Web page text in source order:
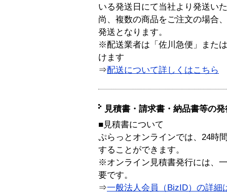
いる発送日にて当社より発送い
尚、複数の商品をご注文の場合
発送となります。
※配送業者は「佐川急便」また
けます
⇒配送について詳しくはこちら
見積書・請求書・納品書等の
■見積書について
ぷらっとオンラインでは、24時
することができます。
※オンライン見積書発行には、
要です。
⇒一般法人会員（BizID）の詳細